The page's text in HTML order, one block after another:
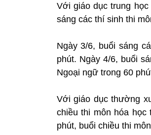
Với giáo dục trung
sáng các thí sinh thi
Ngày 3/6, buổi sáng
phút. Ngày 4/6, buổi
Ngoại ngữ trong 60
Với giáo dục thường
chiều thi môn hóa
phút, buổi chiều thi